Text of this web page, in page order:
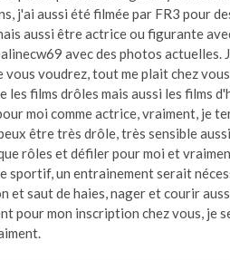
j'ai aussi été filmée par FR3 pour
aussi être actrice ou figurante
avec des photos
vous voudrez, tout me plait chez
les films drôles mais aussi les films
moi comme actrice, vraiment, je
être très drôle, très sensible
rôles et défiler pour moi et
sportif, un entrainement serait
et saut de haies, nager et courir
pour mon inscription chez vous, je